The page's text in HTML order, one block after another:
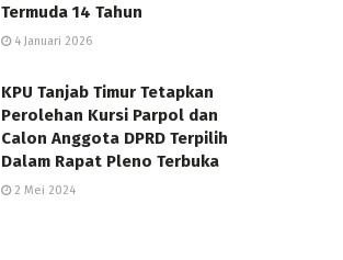
Termuda 14 Tahun
4 Januari 2026
KPU Tanjab Timur Tetapkan
Perolehan Kursi Parpol dan
Calon Anggota DPRD Terpilih
Dalam Rapat Pleno Terbuka
2 Mei 2024